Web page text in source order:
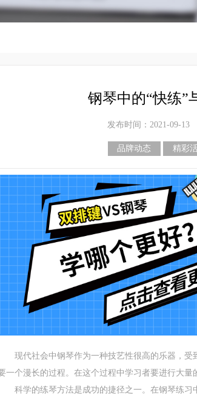
钢琴中的“快练”
发布时间：2021-09-13
品牌动态 精彩
现代社会中钢琴作为一种技艺性很高的乐器，受
一个漫长的过程。在这个过程中学习者要进行大量
科学的练琴方法是成功的捷径之一。在钢琴练习